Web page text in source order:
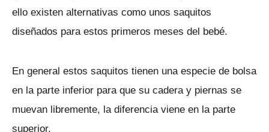
ello existen alternativas como unos saquitos
diseñados para estos primeros meses del bebé.
En general estos saquitos tienen una especie de bolsa
en la parte inferior para que su cadera y piernas se
muevan libremente, la diferencia viene en la parte
superior.